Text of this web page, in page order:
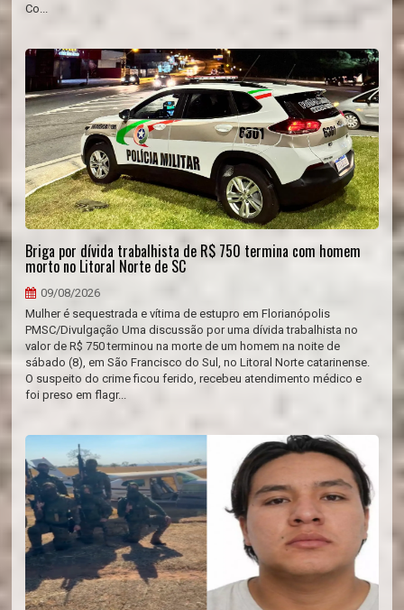
Co...
Briga por dívida trabalhista de R$ 750 termina com homem
morto no Litoral Norte de SC
09/08/2026
Mulher é sequestrada e vítima de estupro em Florianópolis
PMSC/Divulgação Uma discussão por uma dívida trabalhista no
valor de R$ 750 terminou na morte de um homem na noite de
sábado (8), em São Francisco do Sul, no Litoral Norte catarinense.
O suspeito do crime ficou ferido, recebeu atendimento médico e
foi preso em flagr...